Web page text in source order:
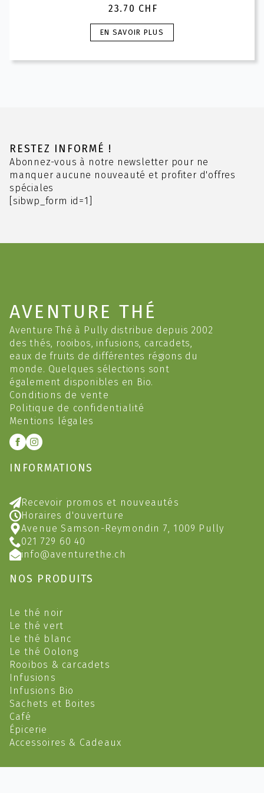
23.70 CHF
EN SAVOIR PLUS
Ce
produit
choisies
sur
la
du
RESTEZ INFORMÉ !
Abonnez-vous à notre newsletter pour ne
manquer aucune nouveauté et profiter d'offres
spéciales
[sibwp_form id=1]
AVENTURE THÉ
Aventure Thé à Pully distribue depuis 2002
des thés, rooibos, infusions, carcadets,
eaux de fruits de différentes régions du
monde. Quelques sélections sont
également disponibles en Bio.
Conditions de vente
Politique de confidentialité
Mentions légales
INFORMATIONS
Recevoir promos et nouveautés
Horaires d'ouverture
Avenue Samson-Reymondin 7, 1009 Pully
021 729 60 40
info@aventurethe.ch
NOS PRODUITS
Le thé noir
Le thé vert
Le thé blanc
Le thé Oolong
Rooibos & carcadets
Infusions
Infusions Bio
Sachets et Boites
Café
Épicerie
Accessoires & Cadeaux